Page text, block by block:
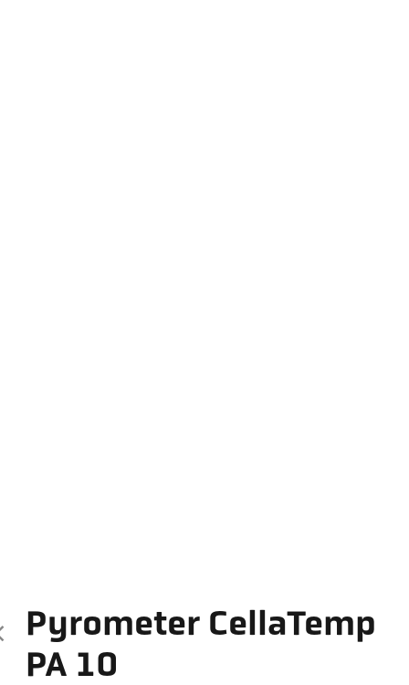
Pyrometer CellaTemp
PA 10